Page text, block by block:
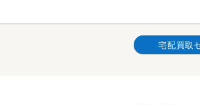
宅配買取